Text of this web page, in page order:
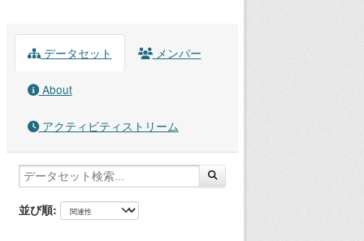
データセット メンバー
About
アクティビティストリーム
並び順